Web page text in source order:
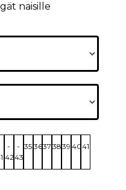
naisille
-
42
-
43
35 3637 3839 4041